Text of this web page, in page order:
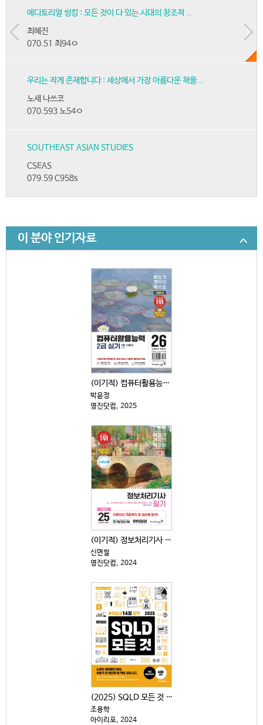
에디토리얼 씽킹 : 모든 것이 다 있는 시대의 창조적 ...
최혜진
070.51 최94ㅇ
우리는 작게 존재합니다 : 세상에서 가장 아름다운 책을...
노세 나쓰코
070.593 노54ㅇ
SOUTHEAST ASIAN STUDIES
CSEAS
079.59 C958s
이 분야 인기자료
(이기적) 컴퓨터활용능력 2급 실기 : 2026년 수험...
박윤정
영진닷컴, 2025
(이기적) 정보처리기사 필기 : 기본서 . 1-3
신면철
영진닷컴, 2024
(2025) SQLD 모든 것 : #SQLD14일 합격
조용학
아이리포, 2024